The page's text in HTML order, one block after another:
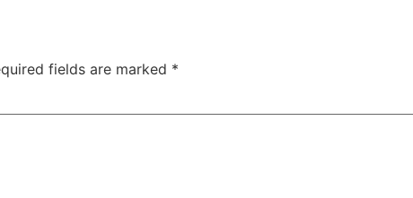
fields are marked *